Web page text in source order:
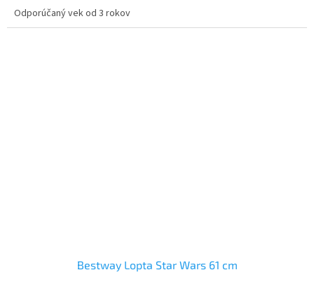
Odporúčaný vek od 3 rokov
Bestway Lopta Star Wars 61 cm